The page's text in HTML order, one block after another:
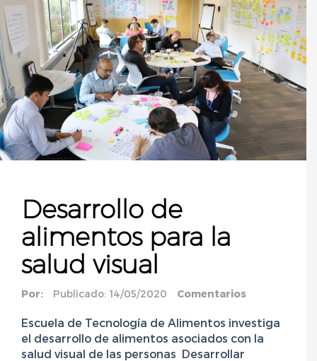
Desarrollo de
alimentos para la
salud visual
Por: Publicado: 14/05/2020 Comentarios
Escuela de Tecnología de Alimentos investiga
el desarrollo de alimentos asociados con la
salud visual de las personas Desarrollar